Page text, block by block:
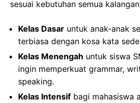
sesuai kebutuhan semua
Kelas Dasar untuk anak-anak
terbiasa dengan kosa kata
Kelas Menengah untuk siswa
ingin memperkuat grammar,
speaking.
Kelas Intensif bagi mahasiswa